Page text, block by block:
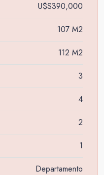
U$S390,000
107 M2
112 M2
3
4
2
1
Departamento